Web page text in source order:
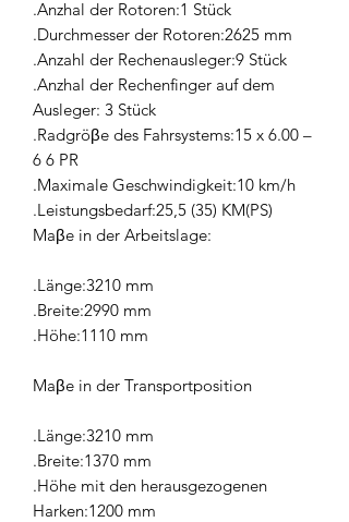
.Anzhal der Rotoren:1 Stück
.Durchmesser der Rotoren:2625 mm
.Anzahl der Rechenausleger:9 Stück
.Anzhal der Rechenfinger auf dem
Ausleger: 3 Stück
.Radgröβe des Fahrsystems:15 x 6.00 –
6 6 PR
.Maximale Geschwindigkeit:10 km/h
.Leistungsbedarf:25,5 (35) KM(PS)
Maβe in der Arbeitslage:
.Länge:3210 mm
.Breite:2990 mm
.Höhe:1110 mm
Maβe in der Transportposition
.Länge:3210 mm
.Breite:1370 mm
.Höhe mit den herausgezogenen
Harken:1200 mm